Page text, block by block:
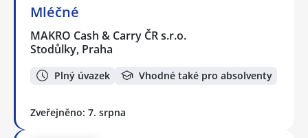
Mléčné
MAKRO Cash & Carry ČR s.r.o.
Stodůlky, Praha
Plný úvazek Vhodné také pro absolventy
Zveřejněno: 7. srpna